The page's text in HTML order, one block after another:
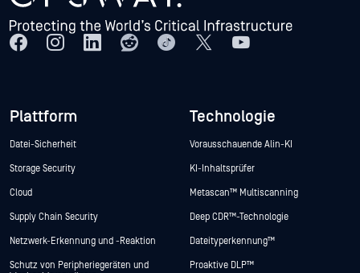
Plattform
Datei-Sicherheit
Storage Security
Cloud
Supply Chain Security
Netzwerk-Erkennung und -Reaktion
Schutz von Peripheriegeräten und
Technologie
Vorausschauende Alin-KI
KI-Inhaltsprüfer
Metascan™ Multiscanning
Deep CDR™-Technologie
Dateityperkennung™
Proaktive DLP™